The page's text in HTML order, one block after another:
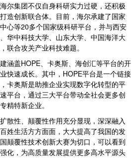
集团不仅自身科研实力过硬，还积极
造创新联合体。目前，海尔承建了国家
心等20多个国家级科研平台，并与西安
华中科技大学、山东大学、中国海洋大
联合攻关产业科技难题。
盖HOPE、卡奥斯、海创汇等平台的开
快速成长。其中，HOPE平台是一个链接
卡奥斯是助推企业实现数字化转型的平
平台，通过三大平台带动全社会更多创
精特新企业。
性、颠覆性作用充分显现，深深融入
姓生活方方面面，大大提高了我国的发
颠覆性技术创新大赛为切口，可以看到
化，为高质量发展提供更多高水平源头